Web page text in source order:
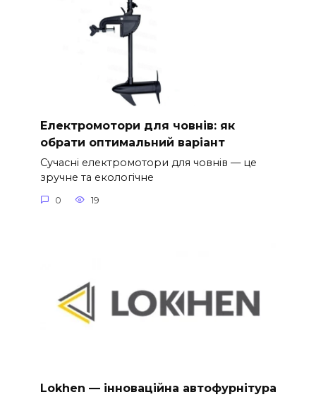
Електромотори для човнів: як
обрати оптимальний варіант
Сучасні електромотори для човнів — це
зручне та екологічне
0 19
Lokhen — інноваційна автофурнітура